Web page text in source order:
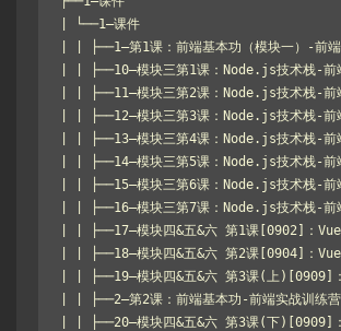
| └──1–课件
| | ├──1–第1课：前端基本功（模块一）-前
| | ├──10–模块三第1课：Node.js技术栈-
| | ├──11–模块三第2课：Node.js技术栈-
| | ├──12–模块三第3课：Node.js技术栈-
| | ├──13–模块三第4课：Node.js技术栈-
| | ├──14–模块三第5课：Node.js技术栈-
| | ├──15–模块三第6课：Node.js技术栈-
| | ├──16–模块三第7课：Node.js技术栈-
| | ├──17–模块四&五&六 第1课[0902]：
| | ├──18–模块四&五&六 第2课[0904]：
| | ├──19–模块四&五&六 第3课(上)[0909]
| | ├──2–第2课：前端基本功-前端实战训练
| | ├──20–模块四&五&六 第3课(下)[0909]